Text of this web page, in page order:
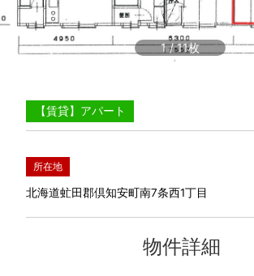
1/11
【賃貸】アパート
所在地
北海道虻田郡倶知安町南7条西1丁目
物件詳細